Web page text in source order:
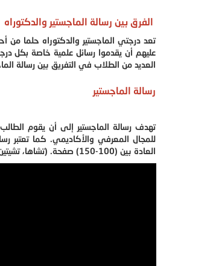
الفرق بين رسالة الماجستير والدكتوراه
تعد درجتي الماجستير والدكتوراه حلما من
عليهم أن يقدموا رسائل علمية خاصة بكل
العديد من الطلاب في التفريق بين رسالة
رسالة الماجستير
تهدف رسالة الماجستير إلى أن يقوم
للمجال المعرفي والأكاديمي. كما تعتبر
العادة بين (100-150) صفحة. (تشاها، تشيتين، وأوزجانال، 2017، ص10).